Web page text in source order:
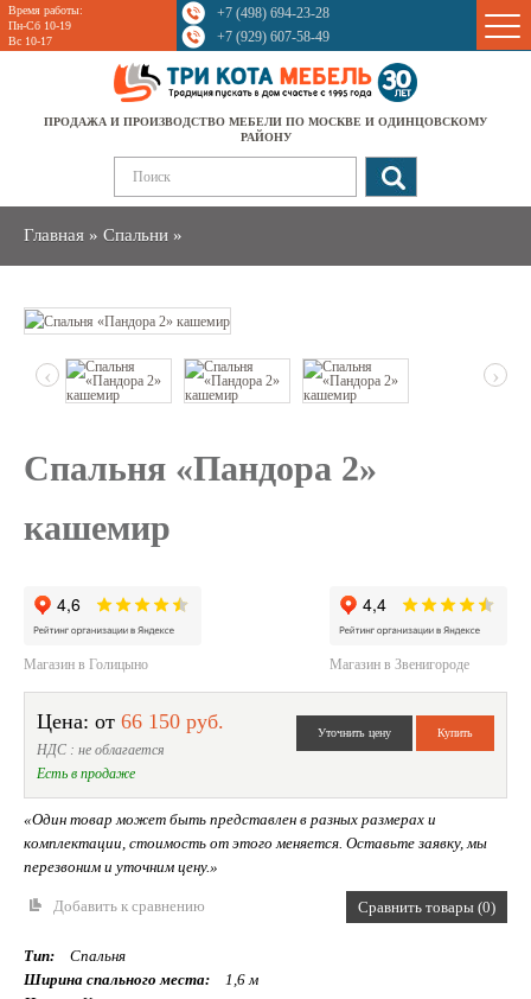
Время работы:
Пн-Сб 10-19
Вс 10-17
+7 (498) 694-23-28
+7 (929) 607-58-49
ПРОДАЖА И ПРОИЗВОДСТВО МЕБЕЛИ ПО МОСКВЕ И ОДИНЦОВСКОМУ
РАЙОНУ
Главная » Спальни »
Sale
‹ ›
Спальня «Пандора 2»
кашемир
Магазин в Голицыно Магазин в Звенигороде
Цена: от 66 150 руб.
НДС : не облагается
Есть в продаже
«Один товар может быть представлен в разных размерах и
комплектации, стоимость от этого меняется. Оставьте заявку, мы
перезвоним и уточним цену.»
Добавить к сравнению Сравнить товары (0)
Тип:
Спальня
Ширина спального места:
1,6 м